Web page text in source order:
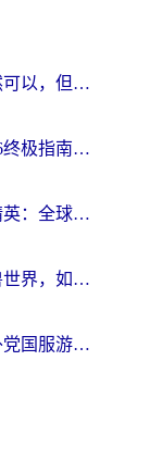
身在国外可以玩王者吗？当然可以，但你需要这份“加速”指南
海外游戏加速器哪个好？2026终极指南帮你畅玩国服+解决卡顿难题
身在海外，如何找回《反恐精英：全球攻势》国服的丝滑手感？一份给你的终极指南
从纽约到暴风城：美国玩魔兽世界，如何找到你的最佳网络航线
日本怎么玩奥拉星不卡？海外党国服游戏加速器选择全攻略